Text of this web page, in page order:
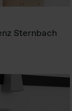
Sternbach